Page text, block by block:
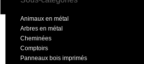
Animaux en métal
Arbres en métal
Cheminées
Comptoirs
Panneaux bois imprimés